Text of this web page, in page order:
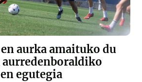
aurka amaituko du
aurredenboraldiko
egutegia